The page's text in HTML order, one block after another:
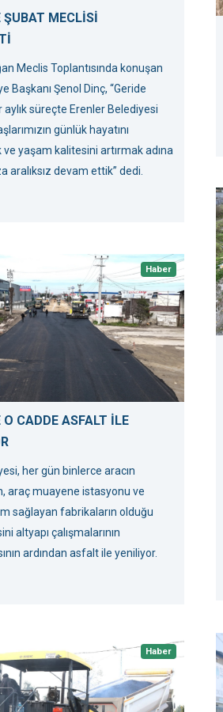
ŞUBAT MECLİSİ
Meclis Toplantısında konuşan
Başkanı Şenol Dinç, “Geride
aylık süreçte Erenler Belediyesi
günlük hayatını
ve yaşam kalitesini artırmak adına
aralıksız devam ettik” dedi.
Haber
O CADDE ASFALT İLE
her gün binlerce aracın
araç muayene istasyonu ve
sağlayan fabrikaların olduğu
altyapı çalışmalarının
ardından asfalt ile yeniliyor.
Haber